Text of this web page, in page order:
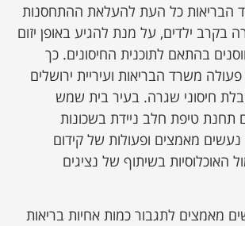
הבריאות כל העת להעלאת ההתחסנות
בקרב ילדים, על מנת להגיע באופן יזום
בהתאם לתוכנית החיסונים. כך
משרד הבריאות ועיריית ירושלים
חיסוני שגרה. בעיר בית שמש
תחנת טיפת חלב ניידת בשכונות
נעשים מאמצים ופעולות של קידום
האוכלוסיות בשיתוף של נציגים
מאמצים לתגבור כמות אחיות בריאות